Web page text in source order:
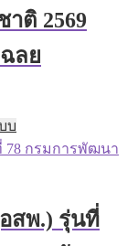
be
chosen
on
the
ติ 2569
ลย
บ
product
has
options
สพ.) รุ่นที่